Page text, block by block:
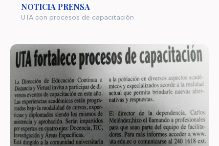
NOTICIA PRENSA
UTA con procesos de capacitación